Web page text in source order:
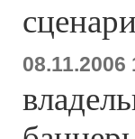
08.11.2006